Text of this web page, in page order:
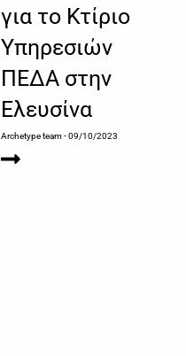
για το Κτίριο
Υπηρεσιών
ΠΕΔΑ στην
Ελευσίνα
Archetype team- 09/10/2023